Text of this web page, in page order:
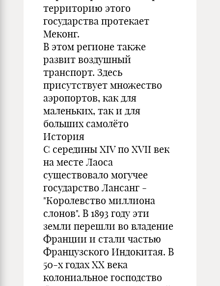
территорию этого
государства протекает
Меконг.
В этом регионе также
развит воздушный
транспорт. Здесь
присутствует множество
аэропортов, как для
маленьких, так и для
больших самолёто
История
С середины XIV по XVII век
на месте Лаоса
существовало могучее
государство Лансанг -
"Королевство миллиона
слонов". В 1893 году эти
земли перешли во владение
Франции и стали частью
Французского Индокитая. В
50-х годах XX века
колониальное господство